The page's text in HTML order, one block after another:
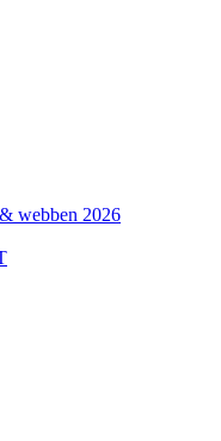
webben 2026